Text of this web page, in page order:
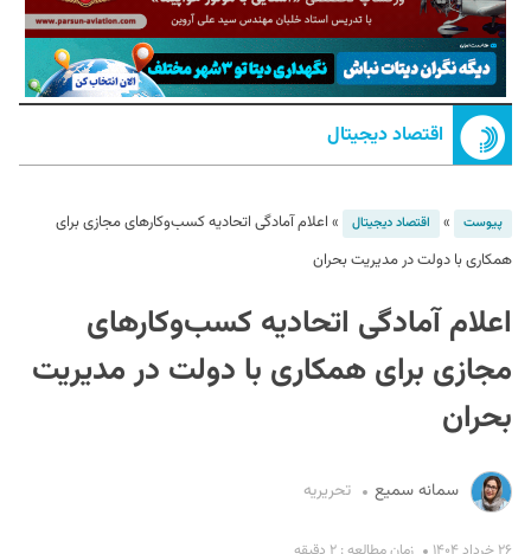
اقتصاد دیجیتال
پیوست » اقتصاد دیجیتال » اعلام آمادگی اتحادیه کسب‌وکارهای مجازی برای
همکاری با دولت در مدیریت بحران
اعلام آمادگی اتحادیه کسب‌وکارهای
مجازی برای همکاری با دولت در مدیریت
بحران
سمانه سمیع تحریریه